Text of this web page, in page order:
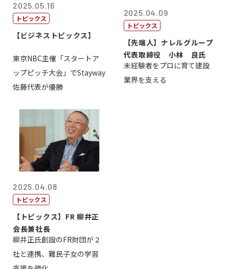
2025.05.16
トピックス
【ビジネストピックス】
東京NBC主催「スタートア
ップピッチ大会」でStayway
佐藤代表が優勝
2025.04.09
トピックス
【先端人】ナレルグループ
代表取締役 小林 良氏
未経験者をプロに育て建設
業界を支える
2025.04.08
トピックス
【トピックス】FR 柳井正
会長兼社長
柳井正氏創設のFR財団が２
社と連携、難民子女の学習